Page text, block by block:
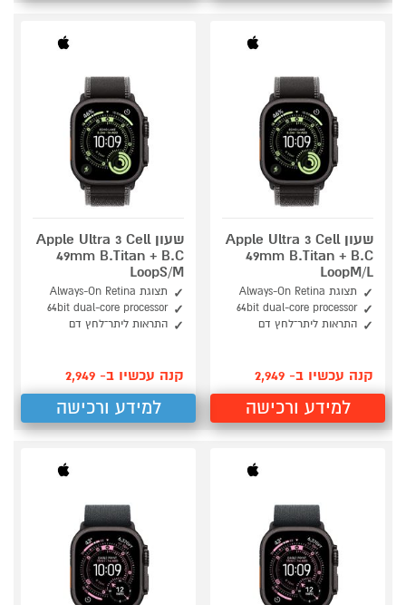
שעון Apple Ultra 3 Cell
49mm B.Titan + B.C
LoopM/L
תצוגת Always-On Retina
64bit dual-core processor
התראות ליתר־לחץ דם
קנה עכשיו ב- 2,949
למידע ורכישה
שעון Apple Ultra 3 Cell
49mm B.Titan + B.C
LoopS/M
תצוגת Always-On Retina
64bit dual-core processor
התראות ליתר־לחץ דם
קנה עכשיו ב- 2,949
למידע ורכישה